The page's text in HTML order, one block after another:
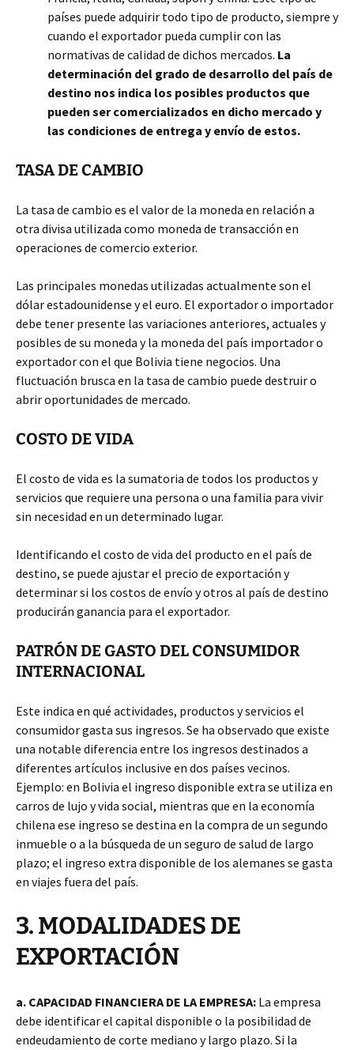
países puede adquirir todo tipo de producto, siempre y
cuando el exportador pueda cumplir con las
normativas de calidad de dichos mercados. La
determinación del grado de desarrollo del país de
destino nos indica los posibles productos que
pueden ser comercializados en dicho mercado y
las condiciones de entrega y envío de estos.
TASA DE CAMBIO
La tasa de cambio es el valor de la moneda en relación a
otra divisa utilizada como moneda de transacción en
operaciones de comercio exterior.
Las principales monedas utilizadas actualmente son el
dólar estadounidense y el euro. El exportador o importador
debe tener presente las variaciones anteriores, actuales y
posibles de su moneda y la moneda del país importador o
exportador con el que Bolivia tiene negocios. Una
fluctuación brusca en la tasa de cambio puede destruir o
abrir oportunidades de mercado.
COSTO DE VIDA
El costo de vida es la sumatoria de todos los productos y
servicios que requiere una persona o una familia para vivir
sin necesidad en un determinado lugar.
Identificando el costo de vida del producto en el país de
destino, se puede ajustar el precio de exportación y
determinar si los costos de envío y otros al país de destino
producirán ganancia para el exportador.
PATRÓN DE GASTO DEL CONSUMIDOR
INTERNACIONAL
Este indica en qué actividades, productos y servicios el
consumidor gasta sus ingresos. Se ha observado que existe
una notable diferencia entre los ingresos destinados a
diferentes artículos inclusive en dos países vecinos.
Ejemplo: en Bolivia el ingreso disponible extra se utiliza en
carros de lujo y vida social, mientras que en la economía
chilena ese ingreso se destina en la compra de un segundo
inmueble o a la búsqueda de un seguro de salud de largo
plazo; el ingreso extra disponible de los alemanes se gasta
en viajes fuera del país.
3. MODALIDADES DE
EXPORTACIÓN
a. CAPACIDAD FINANCIERA DE LA EMPRESA: La empresa
debe identificar el capital disponible o la posibilidad de
endeudamiento de corte mediano y largo plazo. Si la